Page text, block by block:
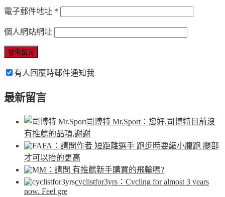
電子郵件地址 *
個人網站網址
有人回覆時郵件通知我
最新留言
司博特 Mr.Sport ：您好,司博特目前沒
有推薦的品項,謝謝
FA ：請問作者 短距離選手 跑步時要縮小腹跑 腿部
才可以抬的更高
M ：請問 有推薦新手購買的飛輪嗎?
cyclistfor3yrs ：Cycling for almost 3 years
now. Feel gre